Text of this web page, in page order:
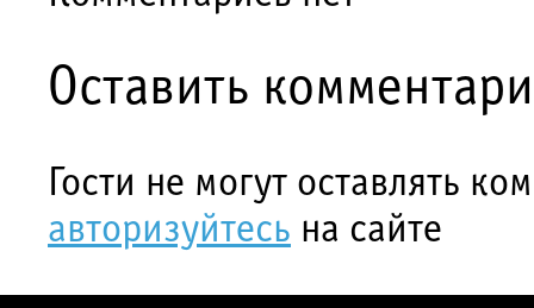
Оставить
Гости не могут оставлять
авторизуйтесь на сайте